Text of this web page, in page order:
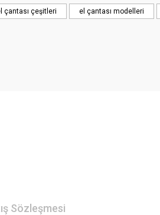
çantası çeşitleri el çantası modelleri
Sözleşmesi